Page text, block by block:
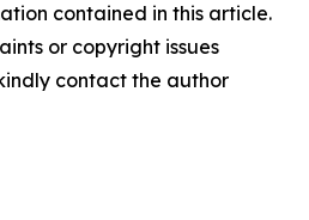
contained in this article.
or copyright issues
contact the author